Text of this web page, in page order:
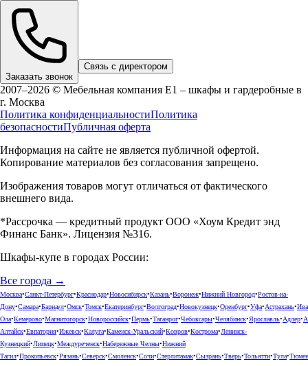
Заказать звонок
Связь с директором
2007–2026 © Мебельная компания Е1 – шкафы и гардеробные в
г. Москва
Политика конфиденциальностиПолитика
безопасностиПубличная оферта
Информация на сайте не является публичной офертой.
Копирование материалов без согласования запрещено.
Изображения товаров могут отличаться от фактического
внешнего вида.
*Рассрочка — кредитный продукт ООО «Хоум Кредит энд
Финанс Банк». Лицензия №316.
Шкафы-купе в городах России:
Все города →
Москва•Санкт-Петербург•Краснодар•Новосибирск•Казань•Воронеж•Нижний Новгород•Ростов-на-
Дону•Самара•Барнаул•Омск•Томск•Екатеринбург•Волгоград•Новокузнецк•Оренбург•Уфа•Астрахань•
Ола•Кемерово•Магнитогорск•Новороссийск•Пермь•Таганрог•Чебоксары•Челябинск•Ярославль•Адлер•
Алтайск•Евпатория•Ижевск•Калуга•Каменск-Уральский•Ковров•Кострома•Ленинск-
Кузнецкий•Липецк•Междуреченск•Набережные Челны•Нижний
Тагил•Прокопьевск•Рязань•Северск•Смоленск•Сочи•Стерлитамак•Сызрань•Тверь•Тольятти•Тула•